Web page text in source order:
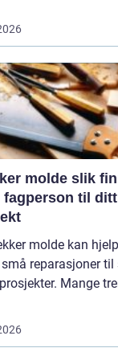
slik finner du
til ditt
molde kan
reparasjoner til
Mange